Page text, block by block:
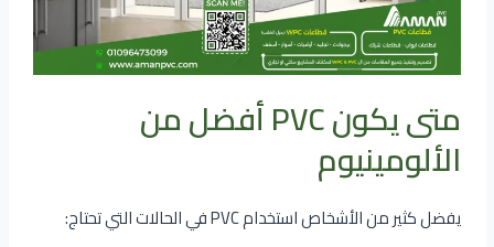
متى يكون PVC أفضل من
الألومينيوم
يفضل كثير من الأشخاص استخدام PVC في الحالات التي تحتاج: